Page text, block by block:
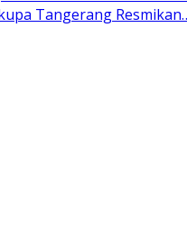
Tangerang